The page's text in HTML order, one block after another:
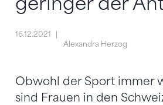
16.12.2021
Alexandra Herzog
Obwohl der Sport immer
sind Frauen in den